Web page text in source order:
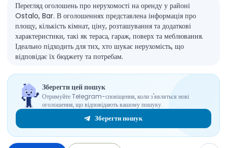
Перегляд оголошень про нерухомості на оренду у районі
Ostalo, Bar. В оголошеннях представлена інформація про
площу, кількість кімнат, ціну, розташування та додаткові
характеристики, такі як тераса, гараж, поверх та меблювання.
Ідеально підходить для тих, хто шукає нерухомість, що
відповідає їх бюджету та потребам.
Зберегти цей пошук
Отримуйте Telegram-сповіщення, коли з'являться нові
оголошення, що відповідають вашому пошуку.
Зберегти пошук